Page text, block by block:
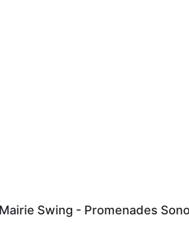
Mairie Swing - Promenades